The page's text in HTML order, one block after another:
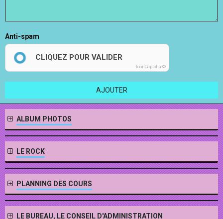
Anti-spam
CLIQUEZ POUR VALIDER
IconCaptcha ©
AJOUTER
ALBUM PHOTOS
LE ROCK
PLANNING DES COURS
LE BUREAU, LE CONSEIL D'ADMINISTRATION